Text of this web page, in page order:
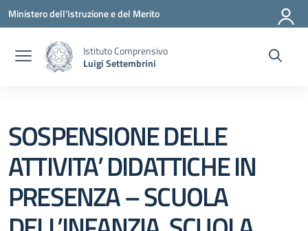
Vai ai contenuti
Vai al menu di navigazione
Vai al footer
Ministero dell'Istruzione e del Merito
Istituto Comprensivo
Luigi Settembrini
SOSPENSIONE DELLE
ATTIVITA’ DIDATTICHE IN
PRESENZA – SCUOLA